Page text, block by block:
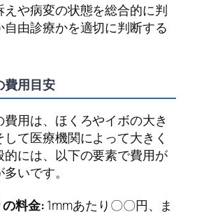
や病変の状態を総合的に判
由診療かを適切に判断する
費用目安
用は、ほくろやイボの大き
て医療機関によって大きく
には、以下の要素で費用が
いです。
料金:1mmあたり〇〇円、ま